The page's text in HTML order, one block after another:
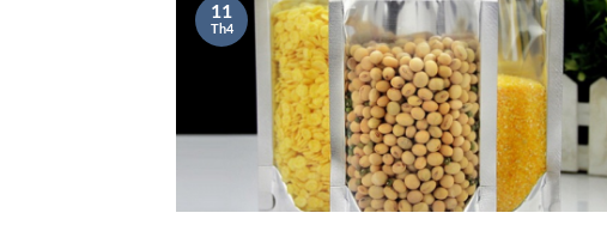
11
Th4